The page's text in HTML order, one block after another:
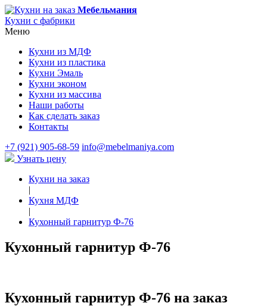
Мебельмания
Кухни с фабрики
Меню
Кухни из МДФ
Кухни из пластика
Кухни Эмаль
Кухни эконом
Кухни из массива
Наши работы
Как сделать заказ
Контакты
+7 (921) 905-68-59 info@mebelmaniya.com
Узнать цену
Кухни на заказ
|
Кухня МДФ
|
Кухонный гарнитур Ф-76
Кухонный гарнитур Ф-76
Кухонный гарнитур Ф-76 на заказ